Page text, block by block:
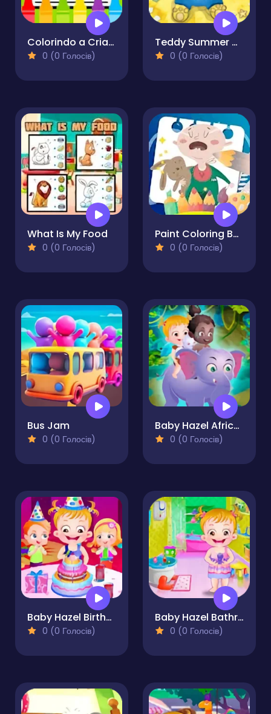
Colorindo a Criaçao do Mundo
0 (0 Голосів)
Teddy Summer Dress-up
0 (0 Голосів)
What Is My Food
0 (0 Голосів)
Paint Coloring Book
0 (0 Голосів)
Bus Jam
0 (0 Голосів)
Baby Hazel African Safari
0 (0 Голосів)
Baby Hazel Birthday Party
0 (0 Голосів)
Baby Hazel Bathroom Hygiene
0 (0 Голосів)